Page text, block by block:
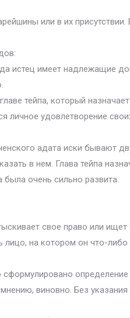
или в их
истец имеет надлежащие
тейпа, который
личное удовлетворение
адата иски бывают
в нем. Глава тейпа
была очень сильно развита.
свое право или
лицо, на котором он что-
определение
виновно. Без